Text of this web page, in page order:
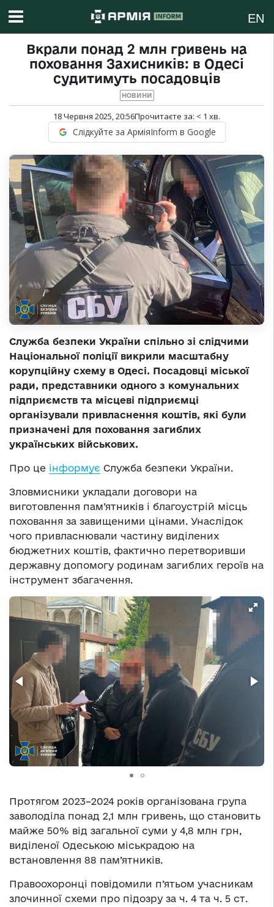
EN
Вкрали понад 2 млн гривень на
поховання Захисників: в Одесі
судитимуть посадовців
НОВИНИ
18 Червня 2025, 20:56Прочитаєте за: < 1 хв.
Слідкуйте за АрміяInform в Google
Служба безпеки України спільно зі слідчими
Національної поліції викрили масштабну
корупційну схему в Одесі. Посадовці міської
ради, представники одного з комунальних
підприємств та місцеві підприємці
організували привласнення коштів, які були
призначені для поховання загиблих
українських військових.
Про це інформує Служба безпеки України.
Зловмисники укладали договори на
виготовлення пам’ятників і благоустрій місць
поховання за завищеними цінами. Унаслідок
чого привласнювали частину виділених
бюджетних коштів, фактично перетворивши
державну допомогу родинам загиблих героїв на
інструмент збагачення.
Протягом 2023–2024 років організована група
заволоділа понад 2,1 млн гривень, що становить
майже 50% від загальної суми у 4,8 млн грн,
виділеної Одеською міськрадою на
встановлення 88 пам’ятників.
Правоохоронці повідомили п’ятьом учасникам
злочинної схеми про підозру за ч. 4 та ч. 5 ст.